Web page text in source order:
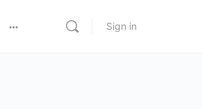
Sign in